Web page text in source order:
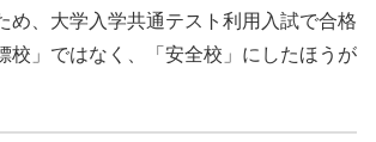
め、大学入学共通テスト利用入試で合格
校」ではなく、「安全校」にしたほうが